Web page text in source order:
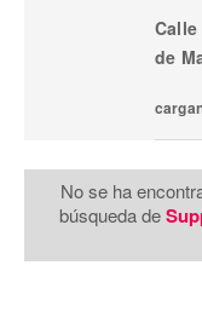
Calle
de
No se ha
búsqueda de